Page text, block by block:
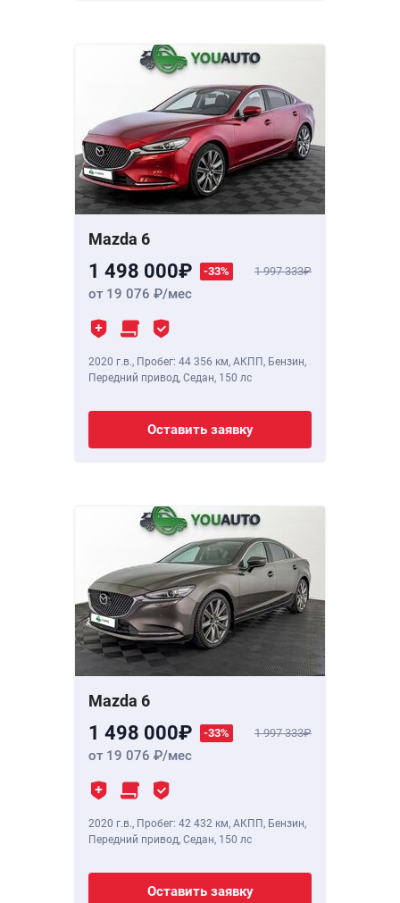
Mazda 6
1 498 000 -33% 1 997 333
от 19 076 /мес
2020 г.в., Пробег: 44 356 км, АКПП, Бензин,
Передний привод, Седан, 150 лс
Оставить заявку
Mazda 6
1 498 000 -33% 1 997 333
от 19 076 /мес
2020 г.в., Пробег: 42 432 км, АКПП, Бензин,
Передний привод, Седан, 150 лс
Оставить заявку